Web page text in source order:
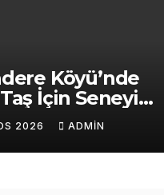
Köyü’nde
İçin Seneyi
Mevlid-i Şerif
Düzenlendi
2026 ADMIN